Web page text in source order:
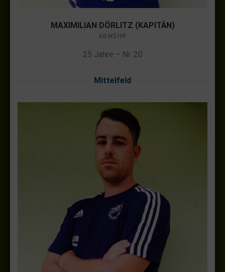
MAXIMILIAN DÖRLITZ (KAPITÄN)
ABWEHR
25 Jahre – Nr. 20
Mittelfeld